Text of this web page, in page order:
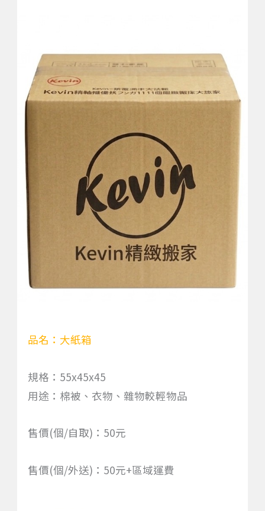
品名：大紙箱
規格：55x45x45
用途：棉被、衣物、雜物較輕物品
售價(個/自取)：50元
售價(個/外送)：50元+區域運費